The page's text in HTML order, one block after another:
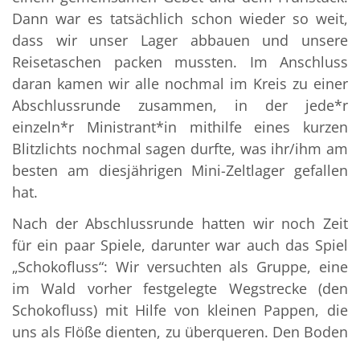
Dann war es tatsächlich schon wieder so weit,
dass wir unser Lager abbauen und unsere
Reisetaschen packen mussten. Im Anschluss
daran kamen wir alle nochmal im Kreis zu einer
Abschlussrunde zusammen, in der jede*r
einzeln*r Ministrant*in mithilfe eines kurzen
Blitzlichts nochmal sagen durfte, was ihr/ihm am
besten am diesjährigen Mini-Zeltlager gefallen
hat.
Nach der Abschlussrunde hatten wir noch Zeit
für ein paar Spiele, darunter war auch das Spiel
„Schokofluss“: Wir versuchten als Gruppe, eine
im Wald vorher festgelegte Wegstrecke (den
Schokofluss) mit Hilfe von kleinen Pappen, die
uns als Flöße dienten, zu überqueren. Den Boden